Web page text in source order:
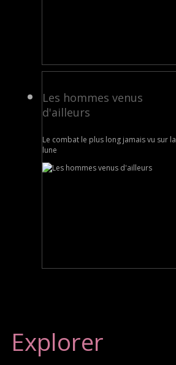
Les hommes venus
d'ailleurs
Le combat le plus long jamais vu sur la
lune
Explorer